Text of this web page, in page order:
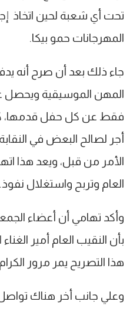
تحت أي شعبة لحين اتخاذ
المهرجانات حمو بيكا.
فقط عن كل حفل قدمها،
أجر لصالح البعض في
الأمر من قبل، ويعد هذا
العام وتربح واستغلال نفوذ.
وأكد تهامي أن أعضاء
بأن النقيب العام أمير
هذا التصريح يمر مرور
وعلي جانب أخر هناك